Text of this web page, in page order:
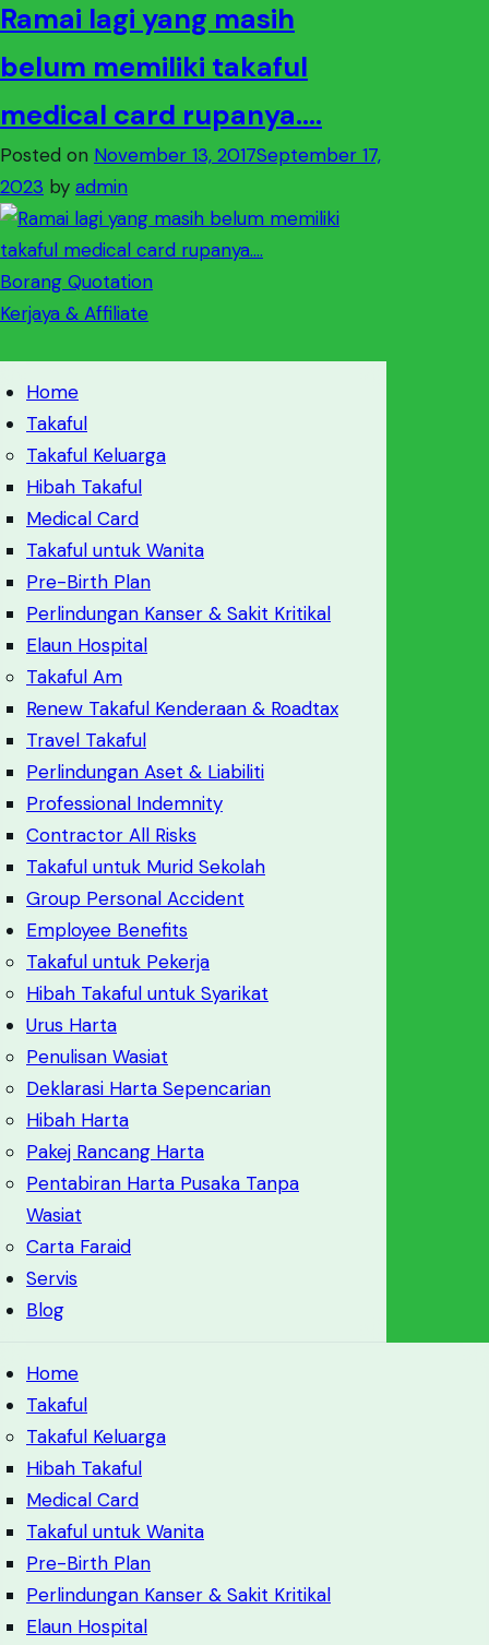
Ramai lagi yang masih
belum memiliki takaful
medical card rupanya….
Posted on November 13, 2017September 17,
2023 by admin
Borang Quotation
Kerjaya & Affiliate
Home
Takaful
Takaful Keluarga
Hibah Takaful
Medical Card
Takaful untuk Wanita
Pre-Birth Plan
Perlindungan Kanser & Sakit Kritikal
Elaun Hospital
Takaful Am
Renew Takaful Kenderaan & Roadtax
Travel Takaful
Perlindungan Aset & Liabiliti
Professional Indemnity
Contractor All Risks
Takaful untuk Murid Sekolah
Group Personal Accident
Employee Benefits
Takaful untuk Pekerja
Hibah Takaful untuk Syarikat
Urus Harta
Penulisan Wasiat
Deklarasi Harta Sepencarian
Hibah Harta
Pakej Rancang Harta
Pentabiran Harta Pusaka Tanpa
Wasiat
Carta Faraid
Servis
Blog
Home
Takaful
Takaful Keluarga
Hibah Takaful
Medical Card
Takaful untuk Wanita
Pre-Birth Plan
Perlindungan Kanser & Sakit Kritikal
Elaun Hospital